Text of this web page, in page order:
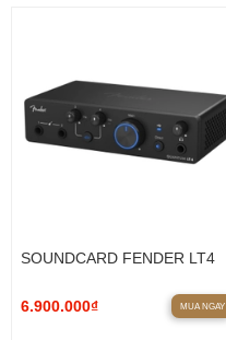
SOUNDCARD FENDER LT4
6.900.000₫ MUA NGAY